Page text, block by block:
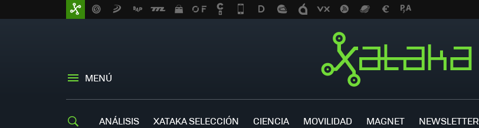
MENÚ
ANÁLISIS XATAKA SELECCIÓN CIENCIA MOVILIDAD MAGNET NEWSLETTER